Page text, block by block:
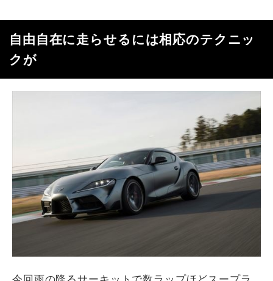
自由自在に走らせるには相応のテクニッ
クが